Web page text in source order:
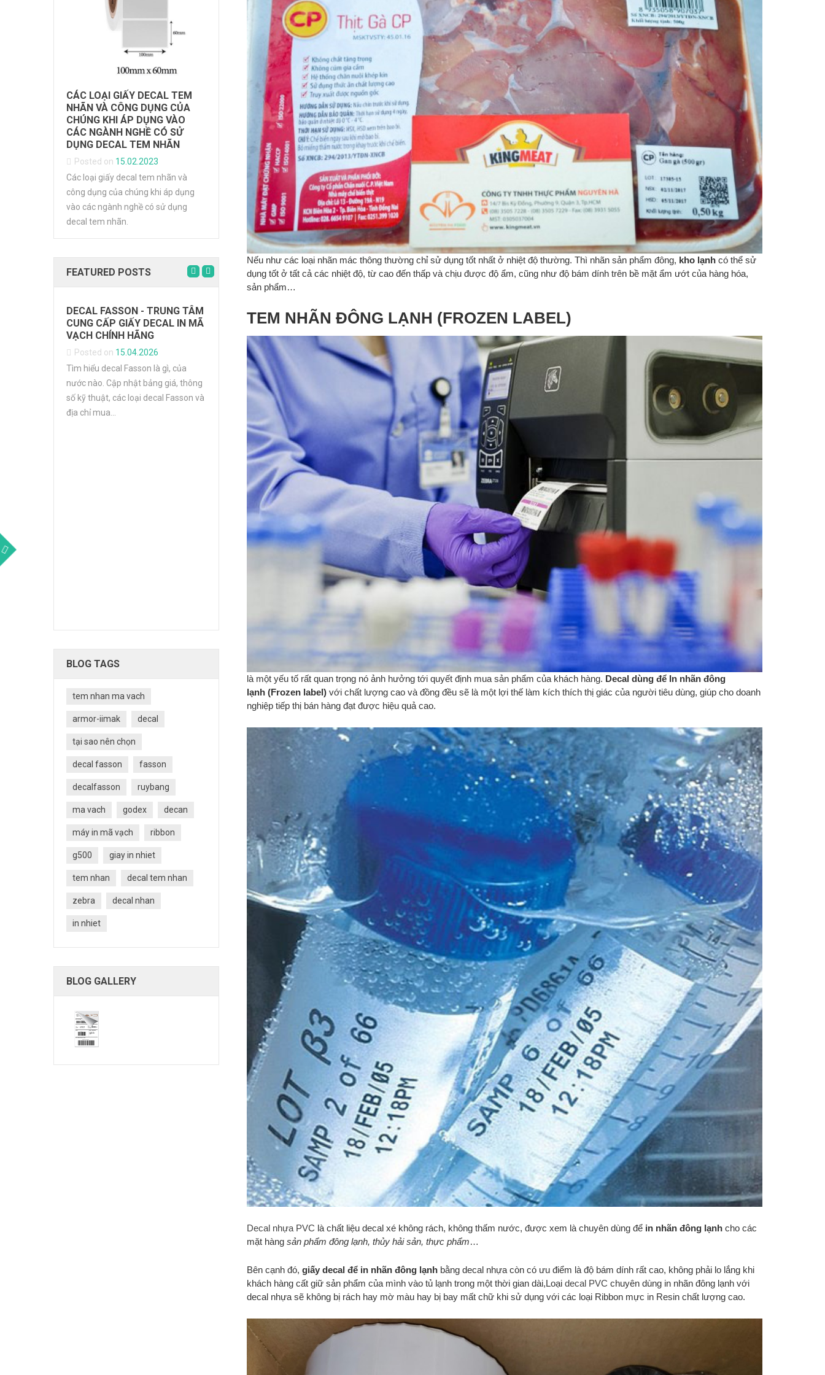
CÁC LOẠI GIẤY DECAL TEM
NHÃN VÀ CÔNG DỤNG CỦA
CHÚNG KHI ÁP DỤNG VÀO
CÁC NGÀNH NGHỀ CÓ SỬ
DỤNG DECAL TEM NHÃN
Posted on 15.02.2023
Các loại giấy decal tem nhãn và
công dụng của chúng khi áp dụng
vào các ngành nghề có sử dụng
decal tem nhãn.
DECAL TEM NHÃN CHO KHO
Posted on11.03.2022
Hướng dẫn lựa chọn và quản lý sản
phẩm đông lạnh bằng tem nhãn mã
vạch, Decal dùng để in Tem nhãn
cho kho lạnh, in...
IN NHIỆT TRỰC TIẾP VÀ
TRUYỀN NHIỆT KHÁC NHAU
NHƯ THẾ NÀO?
Bạn có thể cho tôi biết công nghệ in
nhiệt trực tiếp và truyền nhiệt khác
nhau như thế nào không?
CÁCH CHỌN MUA GIẤY IN
TEM MÃ VẠCH
Cách chọn mua giấy in tem mã
vạch, Những điều cần lưu ý khi chọn
mua giấy in tem mã vạch, giấy in mã
DECAL NHIỆT KHÔNG LỚP
GIẢI PHÁP IN TEM NHÃN
KIỆM VÀ BẢO VỆ MÔI
Posted on 15.06.2024
Decal Nhiệt Không Lớp Đế (Direct
Thermal Linerless labels) : Giải
In tem nhãn tiết kiệm và bảo vệ
trường
FEATURED POSTS
nhãn vải,
DECAL FASSON - TRUNG TÂM
CUNG CẤP GIẤY DECAL IN MÃ
VẠCH CHÍNH HÃNG
Posted on 15.04.2026
Tìm hiểu decal Fasson là gì, của
nước nào. Cập nhật bảng giá, thông
số kỹ thuật, các loại decal Fasson và
địa chỉ mua...
TỐI ƯU HÓA GIẢI PHÁP GHI
NHÃN NGÀNH CÔNG NGHIỆP
VÀ Ô TÔ
29.11.2025
Phân tích chuyên sâu giải pháp vật
liệu nhãn và ribbon cho ngành công
nghiệp &amp; ô tô: chịu nhiệt, chịu
dầu, bám...
ỨNG DỤNG RUYBANG MỰC IN
MÃ VẠCH TRONG NGÀNH
DƯỢC PHẨM
Posted on
28.11.2025
Phân tích chuyên sâu về mực in mã
vạch (ribbon Resin, Wax/Resin)
trong ngành dược phẩm: chống cồn,
chống hóa chất,...
TEM NHÃN IN TỐI ƯU CHO
NGÀNH NÔNG NGHIỆP VÀ CÂY
TRỒNG
Phân tích chuyên sâu về các loại
nhãn, vật liệu và ribbon mực dùng
trồng. Giải pháp...
ỨNG DỤNG CỦA NHÃN &
RIBBON MỰC TRONG
MAY MẶC
ngành may mặc. Giúp sản phẩm
BLOG TAGS
tem nhan ma vach
armor-iimak decal
tại sao nên chọn
decal fasson fasson
decalfasson ruybang
ma vach godex decan
máy in mã vạch ribbon
g500 giay in nhiet
tem nhan decal tem nhan
zebra decal nhan
in nhiet
BLOG GALLERY
Nếu như các loại nhãn mác thông thường chỉ sử dụng tốt nhất ở nhiệt độ thường. Thì nhãn sản phẩm đông, kho lạnh có thể sử
dụng tốt ở tất cả các nhiệt độ, từ cao đến thấp và chịu được độ ẩm, cũng như độ bám dính trên bề mặt ẩm ướt của hàng hóa,
sản phẩm…
TEM NHÃN ĐÔNG LẠNH (FROZEN LABEL)
là một yếu tố rất quan trọng nó ảnh hưởng tới quyết định mua sản phẩm của khách hàng. Decal dùng để In nhãn đông
lạnh (Frozen label) với chất lượng cao và đồng đều sẽ là một lợi thế làm kích thích thị giác của người tiêu dùng, giúp cho doanh
nghiệp tiếp thị bán hàng đạt được hiệu quả cao.
Decal nhựa PVC là chất liệu decal xé không rách, không thấm nước, được xem là chuyên dùng để in nhãn đông lạnh cho các
mặt hàng sản phẩm đông lạnh, thủy hải sản, thực phẩm…
Bên cạnh đó, giấy decal để in nhãn đông lạnh bằng decal nhựa còn có ưu điểm là độ bám dính rất cao, không phải lo lắng khi
khách hàng cất giữ sản phẩm của mình vào tủ lạnh trong một thời gian dài,Loại decal PVC chuyên dùng in nhãn đông lạnh với
decal nhựa sẽ không bị rách hay mờ màu hay bị bay mất chữ khi sử dụng với các loại Ribbon mực in Resin chất lượng cao.